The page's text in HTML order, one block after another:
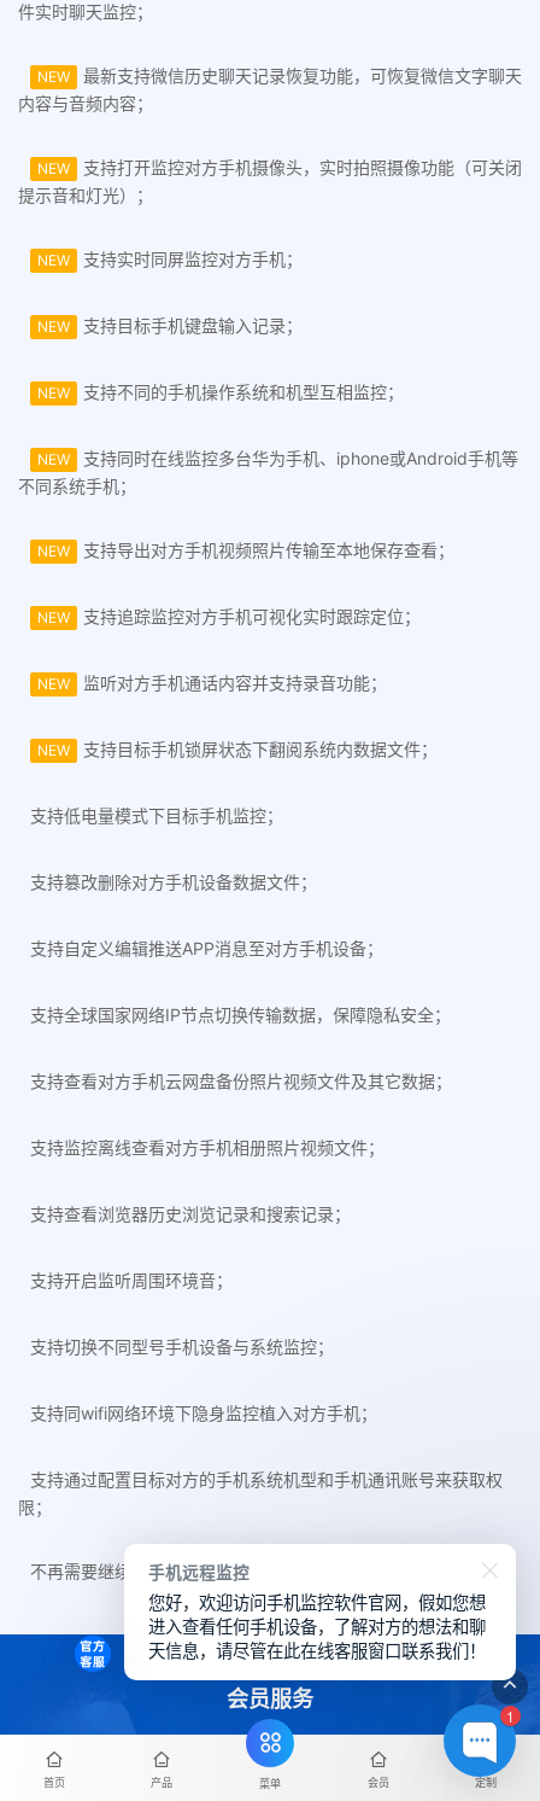
件实时聊天监控；
NEW
最新支持微信历史聊天记录恢复功能，可恢复微信文字聊天
内容与音频内容；
NEW
支持打开监控对方手机摄像头，实时拍照摄像功能（可关闭
提示音和灯光）；
NEW 支持实时同屏监控对方手机；
NEW 支持目标手机键盘输入记录；
NEW 支持不同的手机操作系统和机型互相监控；
NEW
支持同时在线监控多台华为手机、iphone或Android手机等
不同系统手机；
NEW 支持导出对方手机视频照片传输至本地保存查看；
NEW 支持追踪监控对方手机可视化实时跟踪定位；
NEW 监听对方手机通话内容并支持录音功能；
NEW 支持目标手机锁屏状态下翻阅系统内数据文件；
支持低电量模式下目标手机监控；
支持篡改删除对方手机设备数据文件；
支持自定义编辑推送APP消息至对方手机设备；
支持全球国家网络IP节点切换传输数据，保障隐私安全；
支持查看对方手机云网盘备份照片视频文件及其它数据；
支持监控离线查看对方手机相册照片视频文件；
支持查看浏览器历史浏览记录和搜索记录；
支持开启监听周围环境音；
支持切换不同型号手机设备与系统监控；
支持同wifi网络环境下隐身监控植入对方手机；
支持通过配置目标对方的手机系统机型和手机通讯账号来获取权
限；
不再需要继续监控对方的手机时，支持一键卸载被控端手机插件；
会员服务
我们提供了多种会员服务来帮助您在华鲸手机监控软件上获得更良
好的体验，下方详细了解我们的会员服务。
首页 产品 菜单 会员 定制
1
手机远程监控
您好，欢迎访问手机监控软件官网，假如您想
进入查看任何手机设备，了解对方的想法和聊
天信息，请尽管在此在线客服窗口联系我们！